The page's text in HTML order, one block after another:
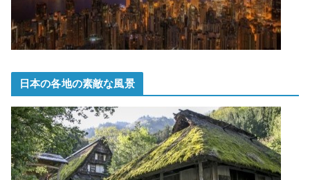
日本の各地の素敵な風景